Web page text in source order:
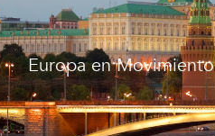
Europa en Movimiento